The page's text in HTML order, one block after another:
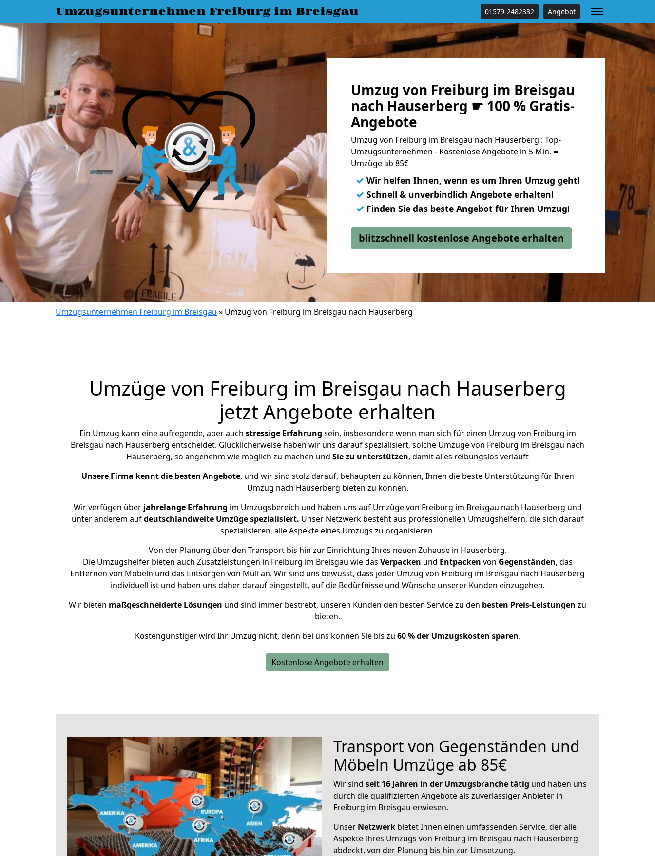
Umzugsunternehmen Freiburg im Breisgau 01579-2482332 Angebot
Umzug von Freiburg im Breisgau
nach Hauserberg ☛ 100 % Gratis-
Angebote
Umzug von Freiburg im Breisgau nach Hauserberg : Top-
Umzugsunternehmen - Kostenlose Angebote in 5 Min. ➨
Umzüge ab 85€
✓ Wir helfen Ihnen, wenn es um Ihren Umzug geht!
✓ Schnell & unverbindlich Angebote erhalten!
✓ Finden Sie das beste Angebot für Ihren Umzug!
blitzschnell kostenlose Angebote erhalten
Umzugsunternehmen Freiburg im Breisgau » Umzug von Freiburg im Breisgau nach Hauserberg
Umzüge von Freiburg im Breisgau nach Hauserberg
jetzt Angebote erhalten
Ein Umzug kann eine aufregende, aber auch stressige Erfahrung sein, insbesondere wenn man sich für einen Umzug von Freiburg im
Breisgau nach Hauserberg entscheidet. Glücklicherweise haben wir uns darauf spezialisiert, solche Umzüge von Freiburg im Breisgau nach
Hauserberg, so angenehm wie möglich zu machen und Sie zu unterstützen, damit alles reibungslos verläuft
Unsere Firma kennt die besten Angebote, und wir sind stolz darauf, behaupten zu können, Ihnen die beste Unterstützung für Ihren
Umzug nach Hauserberg bieten zu können.
Wir verfügen überjahrelange Erfahrung im Umzugsbereich und haben uns auf Umzüge von Freiburg im Breisgau nach Hauserberg und
unter anderem aufdeutschlandweite Umzüge spezialisiert. Unser Netzwerk besteht aus professionellen Umzugshelfern, die sich darauf
spezialisieren, alle Aspekte eines Umzugs zu organisieren.
Von der Planung über den Transport bis hin zur Einrichtung Ihres neuen Zuhause in Hauserberg.
Die Umzugshelfer bieten auch Zusatzleistungen in Freiburg im Breisgau wie das Verpacken und Entpacken von Gegenständen, das
Entfernen von Möbeln und das Entsorgen von Müll an. Wir sind uns bewusst, dass jeder Umzug von Freiburg im Breisgau nach Hauserberg
individuell ist und haben uns daher darauf eingestellt, auf die Bedürfnisse und Wünsche unserer Kunden einzugehen.
Wir bieten maßgeschneiderte Lösungen und sind immer bestrebt, unseren Kunden den besten Service zu den besten Preis-Leistungen zu
bieten.
Kostengünstiger wird Ihr Umzug nicht, denn bei uns können Sie bis zu 60 % der Umzugskosten sparen.
Kostenlose Angebote erhalten
Transport von Gegenständen und
Möbeln Umzüge ab 85€
Wir sind seit 16 Jahren in der Umzugsbranche tätig und haben uns
durch die qualifizierten Angebote als zuverlässiger Anbieter in
Freiburg im Breisgau erwiesen.
Unser Netzwerk bietet Ihnen einen umfassenden Service, der alle
Aspekte Ihres Umzugs von Freiburg im Breisgau nach Hauserberg
abdeckt, von der Planung bis hin zur Umsetzung.